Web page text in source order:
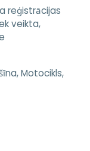
reģistrācijas
veikta,
Motocikls,